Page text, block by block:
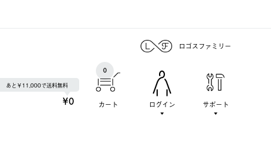
ロゴスファミリー
あと￥11,000で送料無料
¥0 カート
0
ログイン サポート